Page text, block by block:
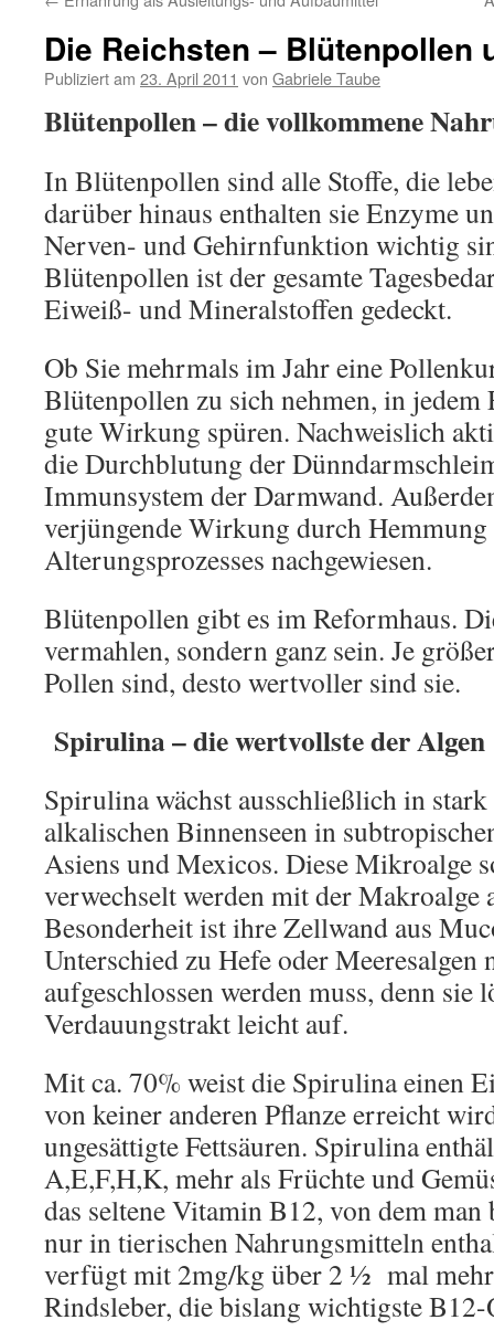
Die Reichsten – Blütenpollen
Publiziert am 23. April 2011 von Gabriele Taube
Blütenpollen – die vollkommene
In Blütenpollen sind alle Stoffe, die
darüber hinaus enthalten sie Enzyme
Nerven- und Gehirnfunktion wichtig
Blütenpollen ist der gesamte
Eiweiß- und Mineralstoffen gedeckt.
Ob Sie mehrmals im Jahr eine
Blütenpollen zu sich nehmen, in jedem
gute Wirkung spüren. Nachweislich
die Durchblutung der
Immunsystem der Darmwand.
verjüngende Wirkung durch Hemmung
Alterungsprozesses nachgewiesen.
Blütenpollen gibt es im Reformhaus.
vermahlen, sondern ganz sein. Je
Pollen sind, desto wertvoller sind sie.
Spirulina – die wertvollste der Algen
Spirulina wächst ausschließlich in
alkalischen Binnenseen in
Asiens und Mexicos. Diese
verwechselt werden mit der Makroalge
Besonderheit ist ihre Zellwand aus
Unterschied zu Hefe oder
aufgeschlossen werden muss, denn sie
Verdauungstrakt leicht auf.
Mit ca. 70% weist die Spirulina einen
von keiner anderen Pflanze erreicht
ungesättigte Fettsäuren. Spirulina
A,E,F,H,K, mehr als Früchte und
das seltene Vitamin B12, von dem man
nur in tierischen Nahrungsmitteln
verfügt mit 2mg/kg über 2 ½ mal
Rindsleber, die bislang wichtigste B12-